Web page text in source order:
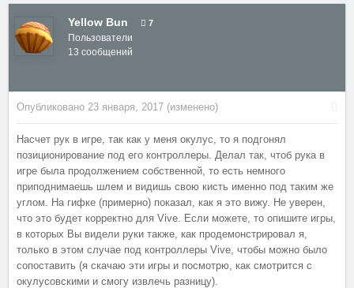
Yellow Bun 7
Пользователи
13 сообщений
Опубликовано 23 января, 2017 (изменено)
Насчет рук в игре, так как у меня окулус, то я подгонял
позиционирование под его контроллеры. Делал так, чтоб рука в
игре была продолжением собственной, то есть немного
приподнимаешь шлем и видишь свою кисть именно под таким же
углом. На гифке (примерно) показал, как я это вижу. Не уверен,
что это будет корректно для Vive. Если можете, то опишите игры,
в которых Вы видели руки также, как продемонстрировал я,
только в этом случае под контроллеры Vive, чтобы можно было
сопоставить (я скачаю эти игры и посмотрю, как смотрится с
окулусовскими и смогу извлечь разницу).